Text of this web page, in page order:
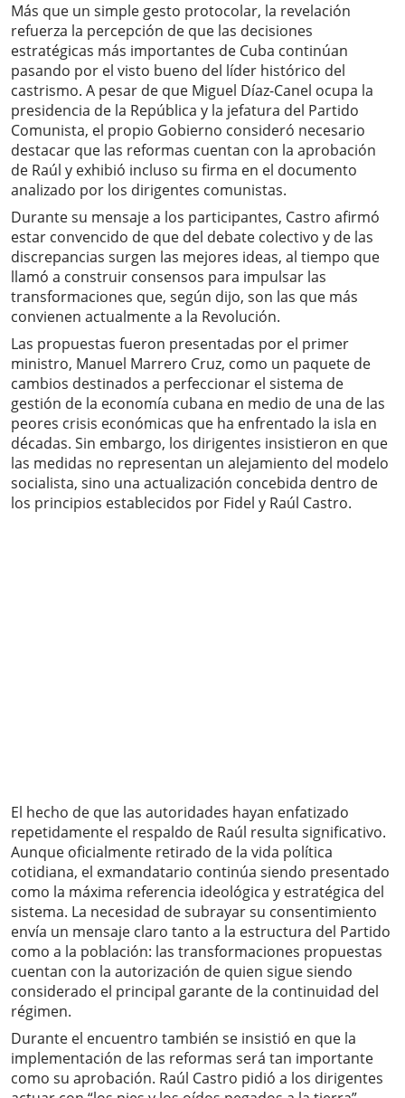
Más que un simple gesto protocolar, la revelación
refuerza la percepción de que las decisiones
estratégicas más importantes de Cuba continúan
pasando por el visto bueno del líder histórico del
castrismo. A pesar de que Miguel Díaz-Canel ocupa la
presidencia de la República y la jefatura del Partido
Comunista, el propio Gobierno consideró necesario
destacar que las reformas cuentan con la aprobación
de Raúl y exhibió incluso su firma en el documento
analizado por los dirigentes comunistas.
Durante su mensaje a los participantes, Castro afirmó
estar convencido de que del debate colectivo y de las
discrepancias surgen las mejores ideas, al tiempo que
llamó a construir consensos para impulsar las
transformaciones que, según dijo, son las que más
convienen actualmente a la Revolución.
Las propuestas fueron presentadas por el primer
ministro, Manuel Marrero Cruz, como un paquete de
cambios destinados a perfeccionar el sistema de
gestión de la economía cubana en medio de una de las
peores crisis económicas que ha enfrentado la isla en
décadas. Sin embargo, los dirigentes insistieron en que
las medidas no representan un alejamiento del modelo
socialista, sino una actualización concebida dentro de
los principios establecidos por Fidel y Raúl Castro.
El hecho de que las autoridades hayan enfatizado
repetidamente el respaldo de Raúl resulta significativo.
Aunque oficialmente retirado de la vida política
cotidiana, el exmandatario continúa siendo presentado
como la máxima referencia ideológica y estratégica del
sistema. La necesidad de subrayar su consentimiento
envía un mensaje claro tanto a la estructura del Partido
como a la población: las transformaciones propuestas
cuentan con la autorización de quien sigue siendo
considerado el principal garante de la continuidad del
régimen.
Durante el encuentro también se insistió en que la
implementación de las reformas será tan importante
como su aprobación. Raúl Castro pidió a los dirigentes